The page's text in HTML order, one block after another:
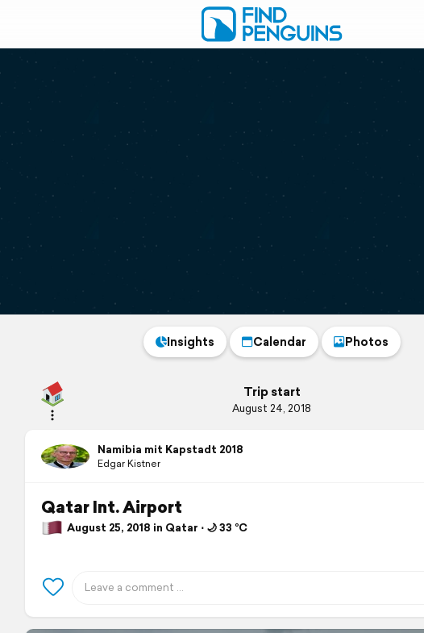
Insights Calendar Photos
Trip start
August 24, 2018
Namibia mit Kapstadt 2018
Edgar Kistner
Qatar Int. Airport
August 25, 2018 in Qatar ⋅ 🌙 33 °C